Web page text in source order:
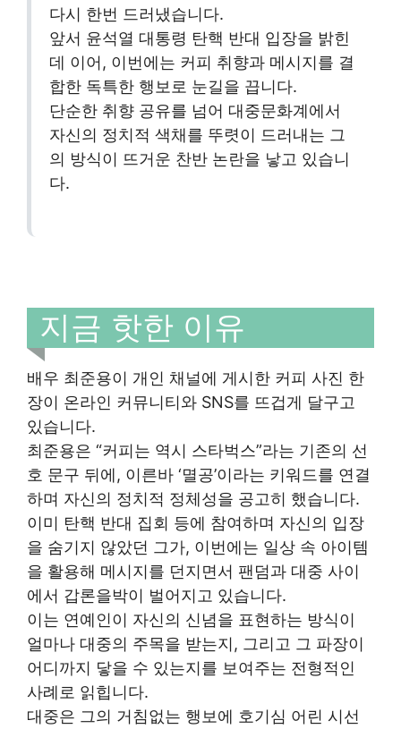
다시 한번 드러냈습니다.
앞서 윤석열 대통령 탄핵 반대 입장을 밝힌
데 이어, 이번에는 커피 취향과 메시지를 결
합한 독특한 행보로 눈길을 끕니다.
단순한 취향 공유를 넘어 대중문화계에서
자신의 정치적 색채를 뚜렷이 드러내는 그
의 방식이 뜨거운 찬반 논란을 낳고 있습니
다.
지금 핫한 이유
배우 최준용이 개인 채널에 게시한 커피 사진 한
장이 온라인 커뮤니티와 SNS를 뜨겁게 달구고
있습니다.
최준용은 “커피는 역시 스타벅스”라는 기존의 선
호 문구 뒤에, 이른바 ‘멸공’이라는 키워드를 연결
하며 자신의 정치적 정체성을 공고히 했습니다.
이미 탄핵 반대 집회 등에 참여하며 자신의 입장
을 숨기지 않았던 그가, 이번에는 일상 속 아이템
을 활용해 메시지를 던지면서 팬덤과 대중 사이
에서 갑론을박이 벌어지고 있습니다.
이는 연예인이 자신의 신념을 표현하는 방식이
얼마나 대중의 주목을 받는지, 그리고 그 파장이
어디까지 닿을 수 있는지를 보여주는 전형적인
사례로 읽힙니다.
대중은 그의 거침없는 행보에 호기심 어린 시선